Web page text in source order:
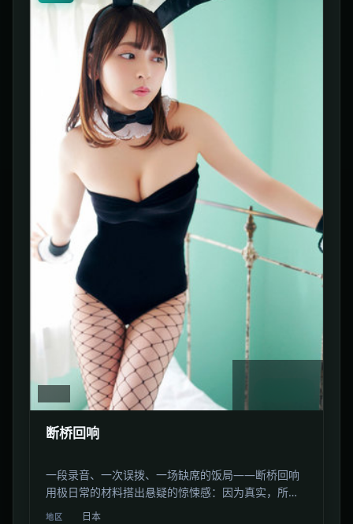
断桥回响
一段录音、一次误拨、一场缺席的饭局——断桥回响
用极日常的材料搭出悬疑的惊悚感：因为真实，所以
发冷。
地区 日本